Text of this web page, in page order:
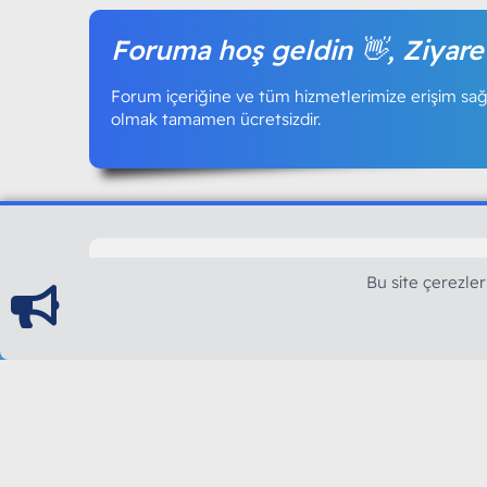
Foruma hoş geldin 👋,
Forum içeriğine ve tüm hizmetlerimize erişim
olmak tamamen ücretsizdir.
Teknolojiyi Görsellikle Buluşturanların Ortak
Bu site çerezler